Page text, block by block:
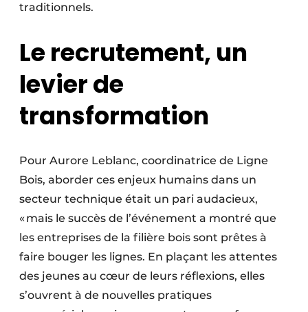
traditionnels.
Le recrutement, un
levier de
transformation
Pour Aurore Leblanc, coordinatrice de Ligne
Bois, aborder ces enjeux humains dans un
secteur technique était un pari audacieux,
« mais le succès de l’événement a montré que
les entreprises de la filière bois sont prêtes à
faire bouger les lignes. En plaçant les attentes
des jeunes au cœur de leurs réflexions, elles
s’ouvrent à de nouvelles pratiques